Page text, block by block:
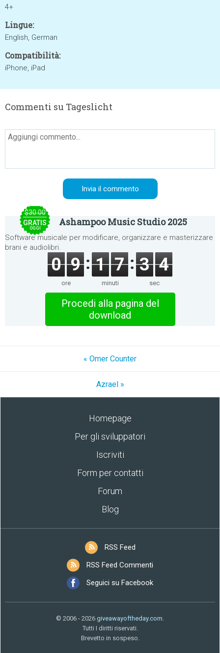
4+
Lingue:
English, German
Compatibilità:
iPhone, iPad
Commenti su Tageslicht
$30.00
GRATIS
OGGI
Ashampoo Music Studio 2025
Software musicale per modificare, organizzare e masterizzare
brani e audiolibri.
0 9
ore
1 7
minuti
3 4
sec
Procedi alla pagina del
download
« Omer Counter
Azrael »
Homepage
Per gli sviluppatori
Iscriviti
Form per contatti
Forum
Blog
RSS Feed
RSS Feed Commenti
Seguici su Facebook
© 2006 - 2026 giveawayoftheday.com.
Tutti I diritti riservati.
Brevetto in sospeso.